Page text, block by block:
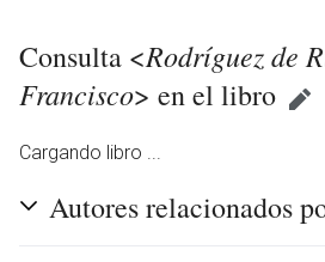
Consulta <Rodríguez de
Francisco> en el libro
Cargando libro ...
Autores relacionados